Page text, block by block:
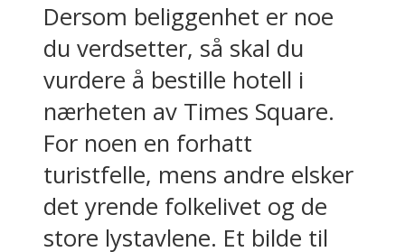
Dersom beliggenhet er noe
du verdsetter, så skal du
vurdere å bestille hotell i
nærheten av Times Square.
For noen en forhatt
turistfelle, mens andre elsker
det yrende folkelivet og de
store lystavlene. Et bilde til